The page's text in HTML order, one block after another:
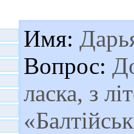
Имя:
Вопрос:
ласка, з